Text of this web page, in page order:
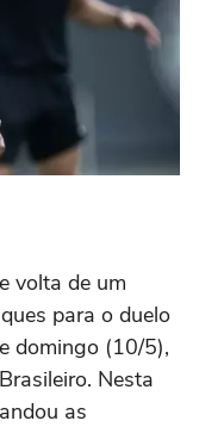
volta de um
para o duelo
domingo (10/5),
Nesta
as